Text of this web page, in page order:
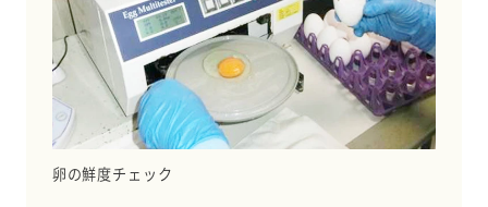
卵の鮮度チェック